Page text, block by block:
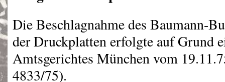
Die Beschlagnahme des Baumann-
der Druckplatten erfolgte auf Grund
Amtsgerichtes München vom
4833/75).